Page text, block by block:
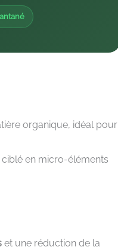
organique, idéal pour
en micro-éléments
et une réduction de la